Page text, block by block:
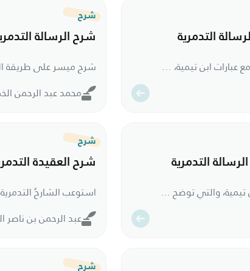
التدمرية
شرح تفصيلي للرسالة التدمرية، يقف فيه المؤلف مع عبارات ابن تيمية، ويشرح كلًا منها شرحًا تفصيليًا مبينا ما تضمنته من معاني ومسائل.
شرح
شرح الرسالة
محمد عبد الرحمن
التدمرية
هذا الكتاب يورد التقريرات والتعليقات من كلام ابن تيمية، والتي توضح المشكلات وتزيل المشتبهات من التدمرية، كما يُعرِّف بالمصطلحات الواردة في الرسالة، كما يحوي هذا الكتاب على تقريرات وتحريرات –من سائر كتبه– تزيد كلام المؤلف بياناً، وتضيف أوجهاً وأجوبة أخرى، إضافة إلى تعليقات تعزو المقالات إلى أصحابها.
شرح
شرح العقيدة
عبد الرحمن بن ناصر
شرح